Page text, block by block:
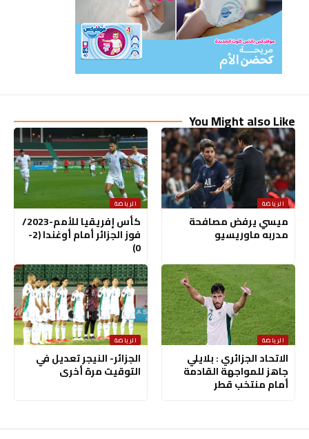
You Might also Like
الرياضة
ميسي يرفض مصافحة
مدربه ماوريسيو
الرياضة
كأس إفريقيا للأمم-2023/
فوز الجزائر أمام أوغندا (2-
0)
الرياضة
الاتحاد الجزائري : بلايلي
جاهز للمواجهة القادمة
أمام منتخب قطر
الرياضة
الجزائر- النيجر تعديل في
التوقيت مرة أخرى